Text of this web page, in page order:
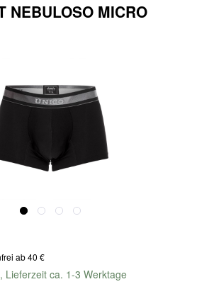
NEBULOSO MICRO
ab 40 €
Lieferzeit ca. 1-3 Werktage